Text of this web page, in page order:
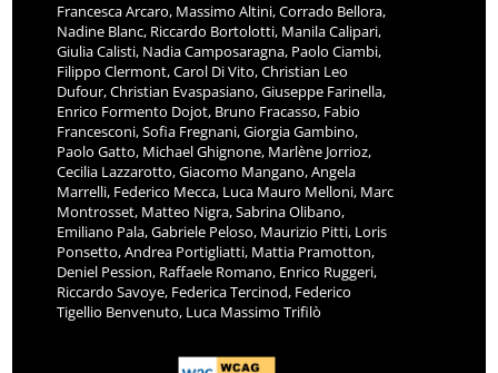
Francesca Arcaro, Massimo Altini, Corrado Bellora,
Nadine Blanc, Riccardo Bortolotti, Manila Calipari,
Giulia Calisti, Nadia Camposaragna, Paolo Ciambi,
Filippo Clermont, Carol Di Vito, Christian Leo
Dufour, Christian Evaspasiano, Giuseppe Farinella,
Enrico Formento Dojot, Bruno Fracasso, Fabio
Francesconi, Sofia Fregnani, Giorgia Gambino,
Paolo Gatto, Michael Ghignone, Marlène Jorrioz,
Cecilia Lazzarotto, Giacomo Mangano, Angela
Marrelli, Federico Mecca, Luca Mauro Melloni, Marc
Montrosset, Matteo Nigra, Sabrina Olibano,
Emiliano Pala, Gabriele Peloso, Maurizio Pitti, Loris
Ponsetto, Andrea Portigliatti, Mattia Pramotton,
Deniel Pession, Raffaele Romano, Enrico Ruggeri,
Riccardo Savoye, Federica Tercinod, Federico
Tigellio Benvenuto, Luca Massimo Trifilò